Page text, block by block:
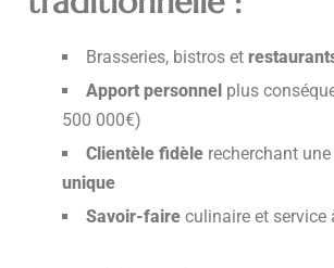
Brasseries, bistros et
Apport personnel plus
500 000€)
Clientèle fidèle recherchant une
unique
Savoir-faire culinaire et service